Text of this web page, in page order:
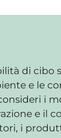
di cibo
e le
i
e il
i